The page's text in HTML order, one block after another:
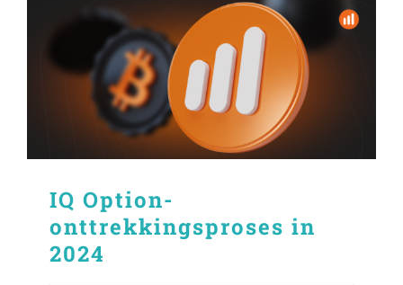
IQ Option-
onttrekkingsproses in
2024